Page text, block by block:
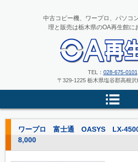
中古コピー機、ワープ
ンの修理と販売 栃木
中古コピー機、ワープロ、パソコ
理と販売は栃木県のOA再生館に
TEL： 028-675-0101
〒329-1225 栃木県塩谷郡高根
ワープロ 富士通 OASYS LX-
8,000